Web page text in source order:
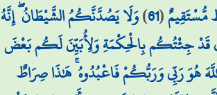
مُّسْتَقِيمٌ(
61
)وَلَا يَصُدَّنَّكُمُ الشَّيْطَانُ ۖ إِنَّهُ
قَدْ جِئْتُكُم بِالْحِكْمَةِ وَلِأُبَيِّنَ لَكُم بَعْضَ
هُوَ رَبِّي وَرَبُّكُمْ فَاعْبُدُوهُ ۚ هَٰذَا صِرَاطٌ